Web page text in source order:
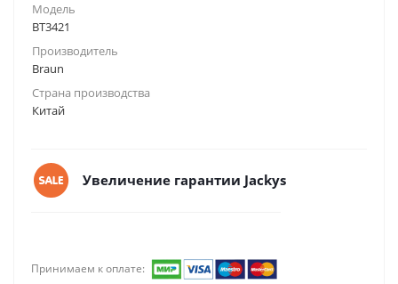
Модель
BT3421
Производитель
Braun
Страна производства
Китай
Увеличение гарантии Jackys
Принимаем к оплате: